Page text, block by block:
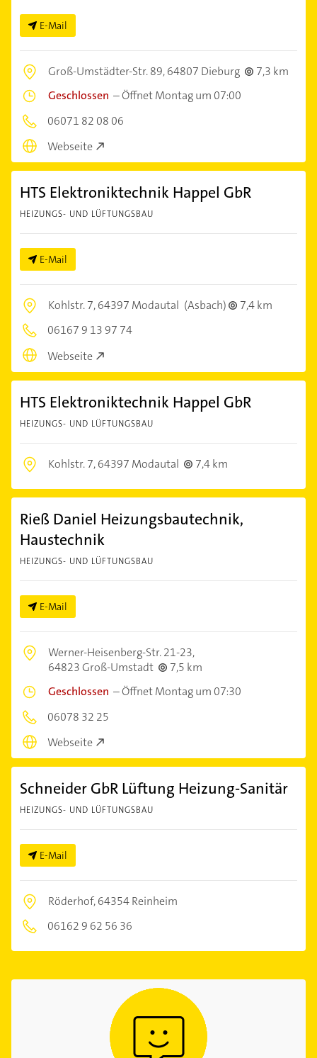
E-Mail
Groß-Umstädter-Str. 89,64807 Dieburg
7,3 km
Geschlossen –Öffnet Montag um 07:00
06071 82 08 06
Webseite
HTS Elektroniktechnik Happel GbR
HEIZUNGS- UND LÜFTUNGSBAU
E-Mail
Kohlstr. 7,64397 Modautal (Asbach)
7,4 km
06167 9 13 97 74
Webseite
HTS Elektroniktechnik Happel GbR
HEIZUNGS- UND LÜFTUNGSBAU
Kohlstr. 7,64397 Modautal 7,4 km
Rieß Daniel Heizungsbautechnik,
Haustechnik
HEIZUNGS- UND LÜFTUNGSBAU
E-Mail
Werner-Heisenberg-Str. 21-23,
64823 Groß-Umstadt
7,5 km
Geschlossen –Öffnet Montag um 07:30
06078 32 25
Webseite
Schneider GbR Lüftung Heizung-Sanitär
HEIZUNGS- UND LÜFTUNGSBAU
E-Mail
Röderhof,64354 Reinheim
06162 9 62 56 36